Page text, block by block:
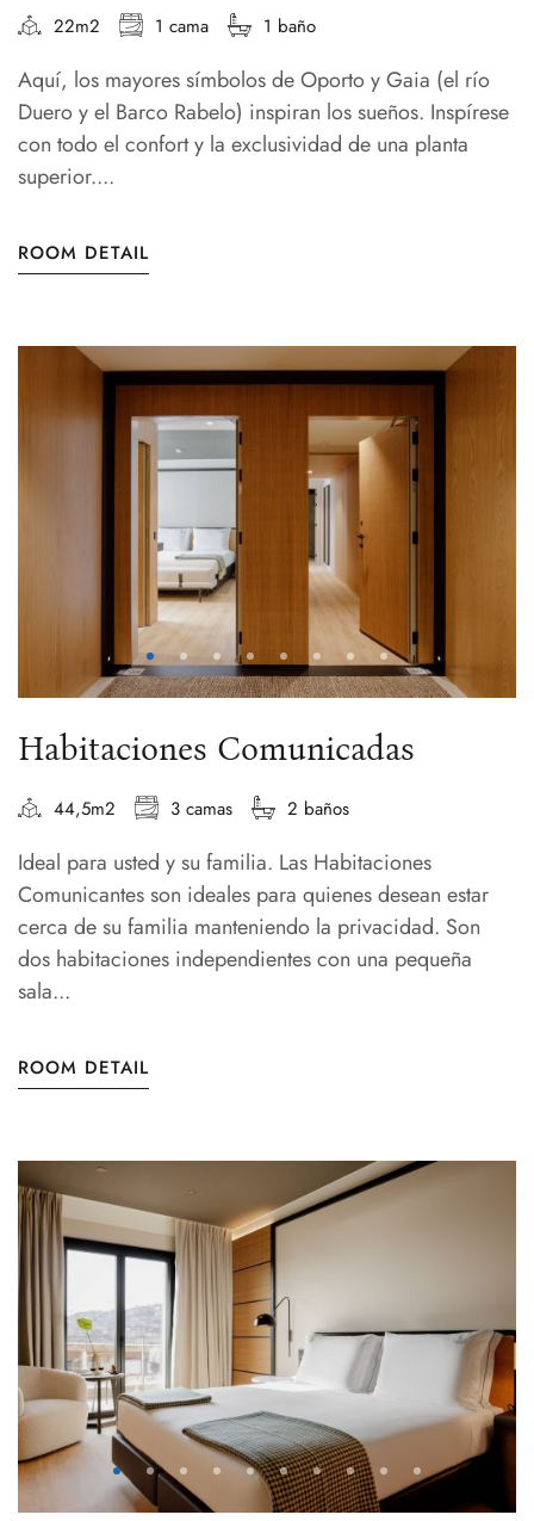
22m2 1 cama 1 baño
Aquí, los mayores símbolos de Oporto y Gaia (el río
Duero y el Barco Rabelo) inspiran los sueños. Inspírese
con todo el confort y la exclusividad de una planta
superior....
ROOM DETAIL
Habitaciones Comunicadas
44,5m2 3 camas 2 baños
Ideal para usted y su familia. Las Habitaciones
Comunicantes son ideales para quienes desean estar
cerca de su familia manteniendo la privacidad. Son
dos habitaciones independientes con una pequeña
sala...
ROOM DETAIL